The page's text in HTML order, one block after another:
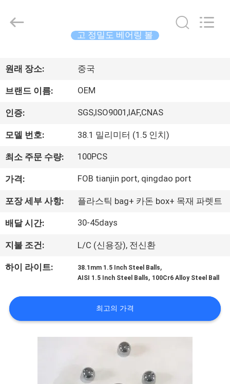
제
품
에
대
하
여
장
engineering
Rights
Reserved.
고 정밀도 베어링 볼
원래 장소: 중국
브랜드 이름: OEM
인증: SGS,ISO9001,IAF,CNAS
모델 번호: 38.1 밀리미터 (1.5 인치)
최소 주문 수량: 100PCS
가격: FOB tianjin port, qingdao port
포장 세부 사항: 플라스틱 bag+ 카돈 box+ 목재 파렛트
배달 시간: 30-45days
지불 조건: L/C (신용장), 전신환
하이 라이트: 38.1mm 1.5 Inch Steel Balls,
AISI 1.5 Inch Steel Balls, 100Cr6 Alloy Steel Ball
최고의 가격